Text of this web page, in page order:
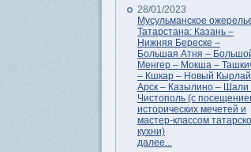
28/01/2023
Мусульманское
Татарстана: Казань –
Нижняя Береске –
Большая Атня –
Менгер – Мокша –
– Кшкар – Новый
Арск – Казылино – Шали
Чистополь (с
исторических мечетей и
мастер-классом
кухни)
далее...